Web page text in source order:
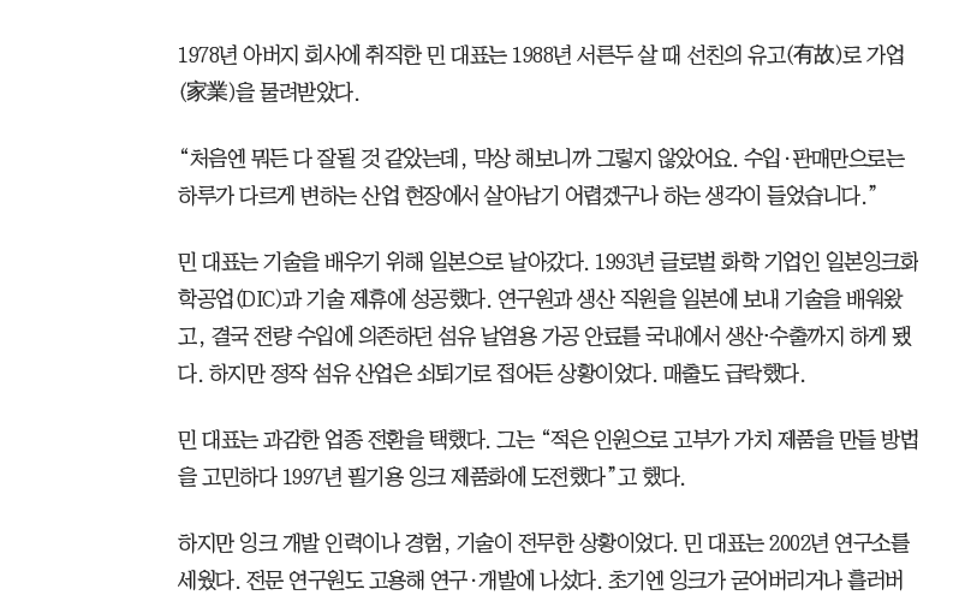
1978년 아버지 회사에 취직한 민 대표는 1988년 서른두 살 때 선친의 유고(有故)로 가업
(家業)을 물려받았다.
“처음엔 뭐든 다 잘될 것 같았는데, 막상 해보니까 그렇지 않았어요. 수입·판매만으로는
하루가 다르게 변하는 산업 현장에서 살아남기 어렵겠구나 하는 생각이 들었습니다.”
민 대표는 기술을 배우기 위해 일본으로 날아갔다. 1993년 글로벌 화학 기업인 일본잉크화
학공업(DIC)과 기술 제휴에 성공했다. 연구원과 생산 직원을 일본에 보내 기술을 배워왔
고, 결국 전량 수입에 의존하던 섬유 날염용 가공 안료를 국내에서 생산⋅수출까지 하게 됐
다. 하지만 정작 섬유 산업은 쇠퇴기로 접어든 상황이었다. 매출도 급락했다.
민 대표는 과감한 업종 전환을 택했다. 그는 “적은 인원으로 고부가 가치 제품을 만들 방법
을 고민하다 1997년 필기용 잉크 제품화에 도전했다”고 했다.
하지만 잉크 개발 인력이나 경험, 기술이 전무한 상황이었다. 민 대표는 2002년 연구소를
세웠다. 전문 연구원도 고용해 연구·개발에 나섰다. 초기엔 잉크가 굳어버리거나 흘러버